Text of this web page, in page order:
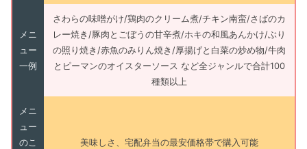
メニ
ュー
一例
さわらの味噌がけ/鶏肉のクリーム煮/チキン南蛮/さばのカ
レー焼き/豚肉とごぼうの甘辛煮/ホキの和風あんかけ/ぶり
の照り焼き/赤魚のみりん焼き/厚揚げと白菜の炒め物/牛肉
とピーマンのオイスターソース など全ジャンルで合計100
種類以上
メニ
ュー
のこ
美味しさ、宅配弁当の最安価格帯で購入可能